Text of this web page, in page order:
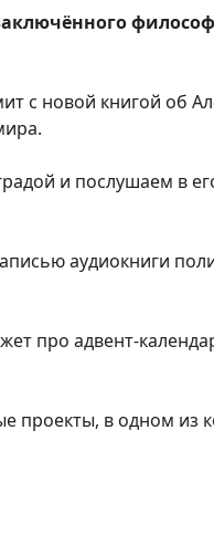
с новой книгой об
и послушаем в
аудиокниги
про адвент-
в одном из